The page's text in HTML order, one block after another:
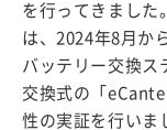
を行ってきました
は、2024年8月か
バッテリー交換ス
交換式の「
性の実証を行いま